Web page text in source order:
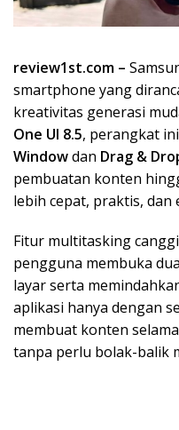
review1st.com –
smartphone yang
kreativitas generasi
One UI 8.5, perangkat
Windowdan Drag &
pembuatan konten
lebih cepat, praktis, dan
Fitur multitasking
pengguna membuka
layar serta
aplikasi hanya dengan
membuat konten
tanpa perlu bolak-balik